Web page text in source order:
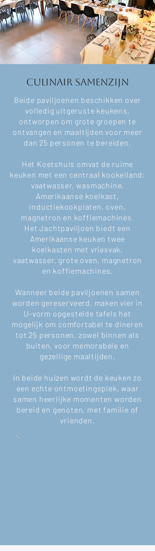
Culinair samenzijn
Beide paviljoenen beschikken over
volledig uitgeruste keukens,
ontworpen om grote groepen te
ontvangen en maaltijden voor meer
dan 25 personen te bereiden.
Het Koetshuis omvat de ruime
keuken met een centraal kookeiland:
vaatwasser, wasmachine,
Amerikaanse koelkast,
inductiekookplaten, oven,
magnetron en koffiemachines.
Het Jachtpaviljoen biedt een
Amerikaanse keuken twee
koelkasten met vriesvak,
vaatwasser, grote oven, magnetron
en koffiemachines.
Wanneer beide paviljoenen samen
worden gereserveerd, maken vier in
U-vorm opgestelde tafels het
mogelijk om comfortabel te dineren
tot 25 personen, zowel binnen als
buiten, voor memorabele en
gezellige maaltijden.
In beide huizen wordt de keuken zo
een echte ontmoetingsplek, waar
samen heerlijke momenten worden
bereid en genoten, met familie of
vrienden.